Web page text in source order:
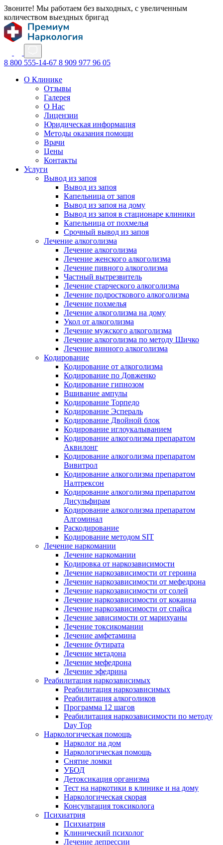
Звоните! Мы работаем без выходных, с увеличенным
количеством выездных бригад
8 800 555-14-67 8 909 977 96 05
О Клинике
Отзывы
Галерея
О Нас
Лицензии
Юридическая информация
Методы оказания помощи
Врачи
Цены
Контакты
Услуги
Вывод из запоя
Вывод из запоя
Капельница от запоя
Вывод из запоя на дому
Вывод из запоя в стационаре клиники
Капельница от похмелья
Срочный вывод из запоя
Лечение алкоголизма
Лечение алкоголизма
Лечение женского алкоголизма
Лечение пивного алкоголизма
Частный вытрезвитель
Лечение старческого алкоголизма
Лечение подросткового алкоголизма
Лечение похмелья
Лечение алкоголизма на дому
Укол от алкоголизма
Лечение мужского алкоголизма
Лечение алкоголизма по методу Шичко
Лечение винного алкоголизма
Кодирование
Кодирование от алкоголизма
Кодирование по Довженко
Кодирование гипнозом
Вшивание ампулы
Кодирование Торпедо
Кодирование Эспераль
Кодирование Двойной блок
Кодирование иглоукалыванием
Кодирование алкоголизма препаратом
Аквилонг
Кодирование алкоголизма препаратом
Вивитрол
Кодирование алкоголизма препаратом
Налтрексон
Кодирование алкоголизма препаратом
Дисульфирам
Кодирование алкоголизма препаратом
Алгоминал
Раскодирование
Кодирование методом SIT
Лечение наркомании
Лечение наркомании
Кодировка от наркозависимости
Лечение наркозависимости от героина
Лечение наркозависимости от мефедрона
Лечение наркозависимости от солей
Лечение наркозависимости от кокаина
Лечение наркозависимости от спайса
Лечение зависимости от марихуаны
Лечение токсикомании
Лечение амфетамина
Лечение бутирата
Лечение метадона
Лечение мефедрона
Лечение эфедрина
Реабилитация наркозависимых
Реабилитация наркозависимых
Реабилитация алкоголиков
Программа 12 шагов
Реабилитация наркозависимости по методу
Day Top
Наркологическая помощь
Нарколог на дом
Наркологическая помощь
Снятие ломки
УБОД
Детоксикация организма
Тест на наркотики в клинике и на дому
Наркологическая скорая
Консультация токсиколога
Психиатрия
Психиатрия
Клинический психолог
Лечение депрессии